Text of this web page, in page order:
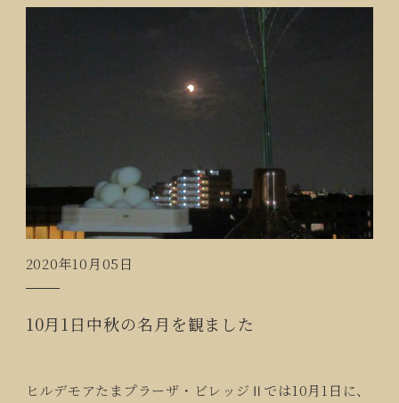
2020年10月05日
10月1日中秋の名月を観ました
ヒルデモアたまプラーザ・ビレッジⅡでは10月1日に、